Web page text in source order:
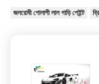
জলরোধী গোলাপী লাল গাড়ি পেইন্ট